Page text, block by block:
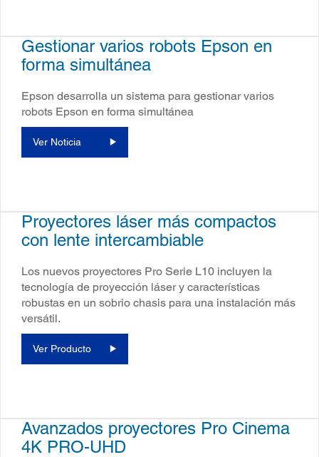
Gestionar varios robots Epson en
forma simultánea
Epson desarrolla un sistema para gestionar varios
robots Epson en forma simultánea
Ver Noticia
Proyectores láser más compactos
con lente intercambiable
Los nuevos proyectores Pro Serie L10 incluyen la
tecnología de proyección láser y características
robustas en un sobrio chasis para una instalación más
versátil.
Ver Producto
Avanzados proyectores Pro Cinema
4K PRO-UHD